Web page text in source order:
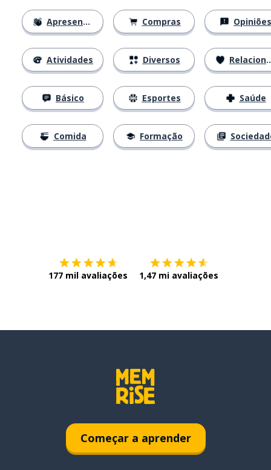
Apresentações
Atividades
Básico
Comida
Compras
Diversos
Esportes
Formação
Opiniões
Relacionamentos
Saúde
177 mil avaliações 1,47 mi avaliações
Começar a aprender